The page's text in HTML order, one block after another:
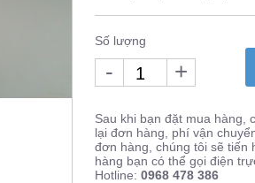
Số lượng
- +
Sau khi bạn đặt mua hàng,
lại đơn hàng, phí vận
đơn hàng, chúng tôi sẽ tiến
hàng bạn có thể gọi điện
Hotline: 0968 478 386